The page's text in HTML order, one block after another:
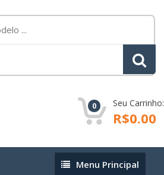
0 Seu Carrinho:
R$0.00
MenuMenu Principal